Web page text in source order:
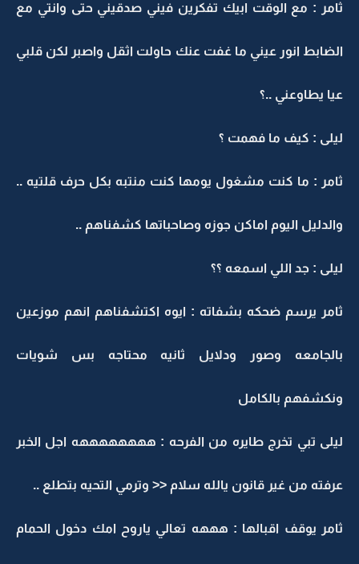
ثامر : مع الوقت ابيك تفكرين فيني صدقيني حتى وانتي مع
الضابط انور عيني ما غفت عنك حاولت اثقل واصبر لكن قلبي
عيا يطاوعني ..؟
ليلى : كيف ما فهمت ؟
ثامر : ما كنت مشغول يومها كنت منتبه بكل حرف قلتيه ..
والدليل اليوم اماكن جوزه وصاحباتها كشفناهم ..
ليلى : جد اللي اسمعه ؟؟
ثامر يرسم ضحكه بشفاته : ايوه اكتشفناهم انهم موزعين
بالجامعه وصور ودلايل ثانيه محتاجه بس شويات
ونكشفهم بالكامل
ليلى تبي تخرج طايره من الفرحه : ههههههههه اجل الخبر
عرفته من غير قانون يالله سلام << وترمي التحيه بتطلع ..
ثامر يوقف اقبالها : هههه تعالي ياروح امك دخول الحمام